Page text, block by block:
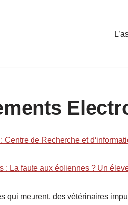
Centre de Recherche et d
: La faute aux éoliennes ? Un
qui meurent, des vétérinaires